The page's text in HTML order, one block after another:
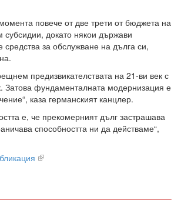
повече от две трети от бюджета на
субсидии, докато някои държави
средства за обслужване на дълга си,
предизвикателствата на 21-ви век с
Затова фундаменталната модернизация е
каза германският канцлер.
е, че прекомерният дълг застрашава
способността ни да действаме“,